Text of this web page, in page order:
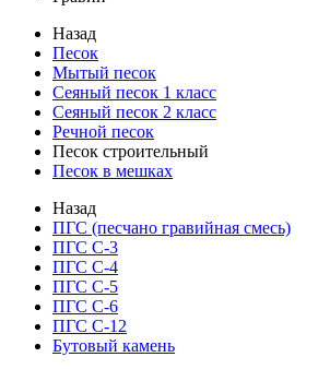
Назад
Песок
Мытый песок
Сеяный песок 1 класс
Сеяный песок 2 класс
Речной песок
Песок строительный
Песок в мешках
Назад
ПГС (песчано гравийная смесь)
ПГС С-3
ПГС С-4
ПГС С-5
ПГС С-6
ПГС С-12
Бутовый камень